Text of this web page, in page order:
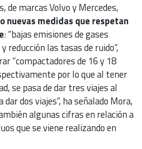
de marcas Volvo y Mercedes,
o nuevas medidas que respetan
: “bajas emisiones de gases
reducción las tasas de ruido”,
“compactadores de 16 y 18
por lo que al tener
se pasa de dar tres viajes al
dos viajes”, ha señalado Mora,
algunas cifras en relación a
que se viene realizando en